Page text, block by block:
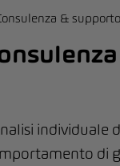
individuale
di